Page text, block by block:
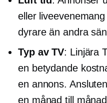
eller
dyrare än andra
Typ av TV: Linjära
en betydande
en annons.
en månad till månad